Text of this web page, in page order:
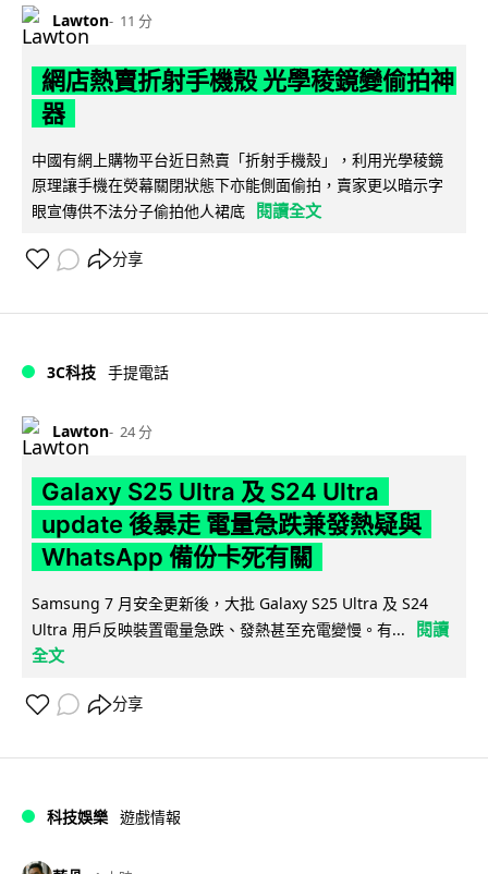
Lawton 11 分
網店熱賣折射手機殼 光學稜鏡變偷拍神
器
中國有網上購物平台近日熱賣「折射手機殼」，利用光學稜鏡
原理讓手機在熒幕關閉狀態下亦能側面偷拍，賣家更以暗示字
眼宣傳供不法分子偷拍他人裙底 閱讀全文
分享
3C科技 手提電話
Lawton 24 分
Galaxy S25 Ultra 及 S24 Ultra
update 後暴走 電量急跌兼發熱疑與
WhatsApp 備份卡死有關
Samsung 7 月安全更新後，大批 Galaxy S25 Ultra 及 S24
Ultra 用戶反映裝置電量急跌、發熱甚至充電變慢。有...
閱讀
全文
分享
科技娛樂 遊戲情報